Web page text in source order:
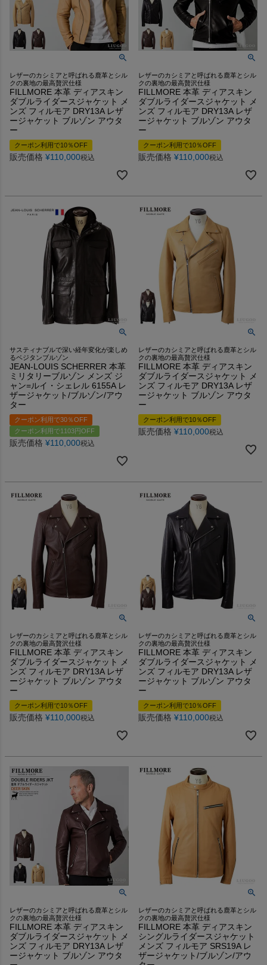
レザーのカシミアと呼ばれる鹿革とシル
クの裏地の最高贅沢仕様
FILLMORE 本革 ディアスキン
ダブルライダースジャケット メ
ンズ フィルモア DRY13A レザ
ージャケット ブルゾン アウタ
ー
クーポン利用で10％OFF
販売価格 ¥110,000税込
レザーのカシミアと呼ばれる鹿革とシル
クの裏地の最高贅沢仕様
FILLMORE 本革 ディアスキン
ダブルライダースジャケット メ
ンズ フィルモア DRY13A レザ
ージャケット ブルゾン アウタ
ー
クーポン利用で10％OFF
販売価格 ¥110,000税込
サスティナブルで深い経年変化が楽しめ
るベジタンブルゾン
JEAN-LOUIS SCHERRER 本革
ミリタリーブルゾン メンズ ジ
ャン=ルイ・シェレル 6155A レ
ザージャケット/ブルゾン/アウ
ター
クーポン利用で30％OFF
クーポン利用で1103円OFF
販売価格 ¥110,000税込
レザーのカシミアと呼ばれる鹿革とシル
クの裏地の最高贅沢仕様
FILLMORE 本革 ディアスキン
ダブルライダースジャケット メ
ンズ フィルモア DRY13A レザ
ージャケット ブルゾン アウタ
ー
クーポン利用で10％OFF
販売価格 ¥110,000税込
レザーのカシミアと呼ばれる鹿革とシル
クの裏地の最高贅沢仕様
FILLMORE 本革 ディアスキン
ダブルライダースジャケット メ
ンズ フィルモア DRY13A レザ
ージャケット ブルゾン アウタ
ー
クーポン利用で10％OFF
販売価格 ¥110,000税込
レザーのカシミアと呼ばれる鹿革とシル
クの裏地の最高贅沢仕様
FILLMORE 本革 ディアスキン
ダブルライダースジャケット メ
ンズ フィルモア DRY13A レザ
ージャケット ブルゾン アウタ
ー
クーポン利用で10％OFF
販売価格 ¥110,000税込
レザーのカシミアと呼ばれる鹿革とシル
クの裏地の最高贅沢仕様
FILLMORE 本革 ディアスキン
ダブルライダースジャケット メ
ンズ フィルモア DRY13A レザ
ージャケット ブルゾン アウタ
レザーのカシミアと呼ばれる鹿革とシル
クの裏地の最高贅沢仕様
FILLMORE 本革 ディアスキン
シングルライダースジャケット
メンズ フィルモア SRS19A レ
ザージャケット/ブルゾン/アウ